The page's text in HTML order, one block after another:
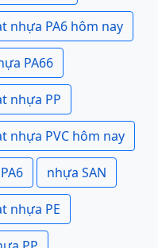
nhựa PA6 hôm nay
PA66
nhựa PP
nhựa PVC hôm nay
nhựa SAN
nhựa PE